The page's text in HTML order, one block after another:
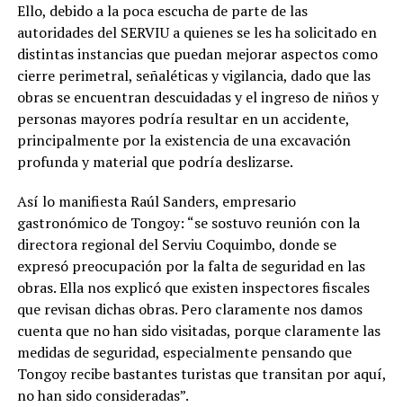
Ello, debido a la poca escucha de parte de las
autoridades del SERVIU a quienes se les ha solicitado en
distintas instancias que puedan mejorar aspectos como
cierre perimetral, señaléticas y vigilancia, dado que las
obras se encuentran descuidadas y el ingreso de niños y
personas mayores podría resultar en un accidente,
principalmente por la existencia de una excavación
profunda y material que podría deslizarse.
Así lo manifiesta Raúl Sanders, empresario
gastronómico de Tongoy: “se sostuvo reunión con la
directora regional del Serviu Coquimbo, donde se
expresó preocupación por la falta de seguridad en las
obras. Ella nos explicó que existen inspectores fiscales
que revisan dichas obras. Pero claramente nos damos
cuenta que no han sido visitadas, porque claramente las
medidas de seguridad, especialmente pensando que
Tongoy recibe bastantes turistas que transitan por aquí,
no han sido consideradas”.